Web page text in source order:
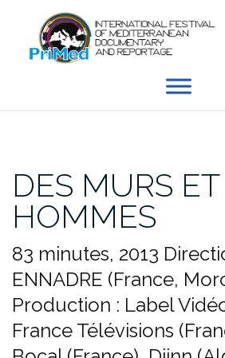
content
DES MURS
HOMMES
83 minutes, 2013
ENNADRE (France,
Production : Label
France Télévisions